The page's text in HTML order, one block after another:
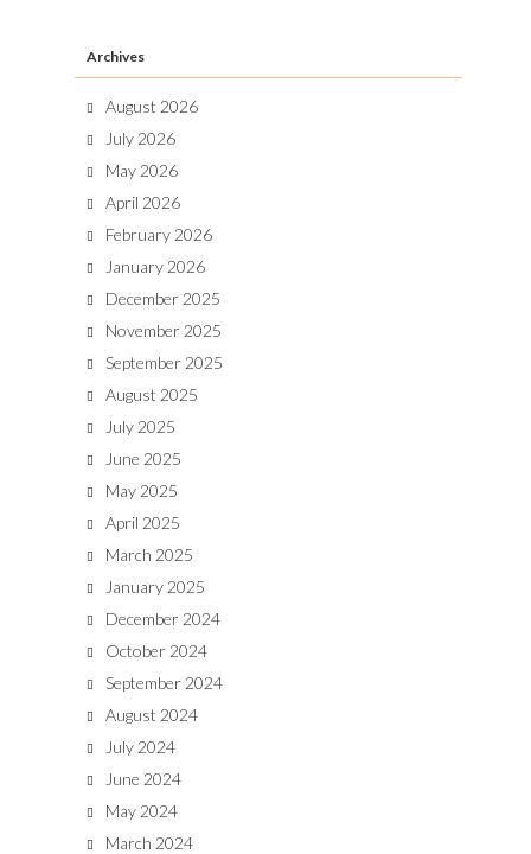
Archives
August 2026
July 2026
May 2026
April 2026
February 2026
January 2026
December 2025
November 2025
September 2025
August 2025
July 2025
June 2025
May 2025
April 2025
March 2025
January 2025
December 2024
October 2024
September 2024
August 2024
July 2024
June 2024
May 2024
March 2024